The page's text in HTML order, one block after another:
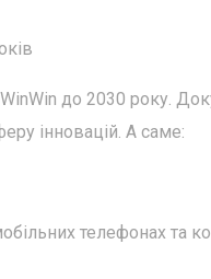
до 2030 року.
інновацій. А саме:
телефонах та